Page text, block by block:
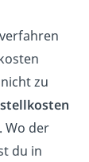
zu
Wo der
du in